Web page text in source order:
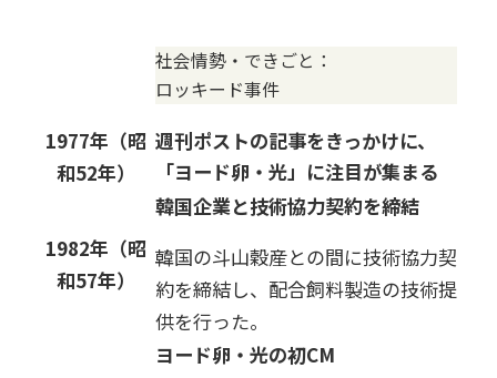
社会情勢・できごと：
ロッキード事件
1977年（昭
和52年）
週刊ポストの記事をきっかけに、
「ヨード卵・光」に注目が集まる
1982年（昭
和57年）
韓国企業と技術協力契約を締結
韓国の斗山穀産との間に技術協力契
約を締結し、配合飼料製造の技術提
供を行った。
ヨード卵・光の初CM